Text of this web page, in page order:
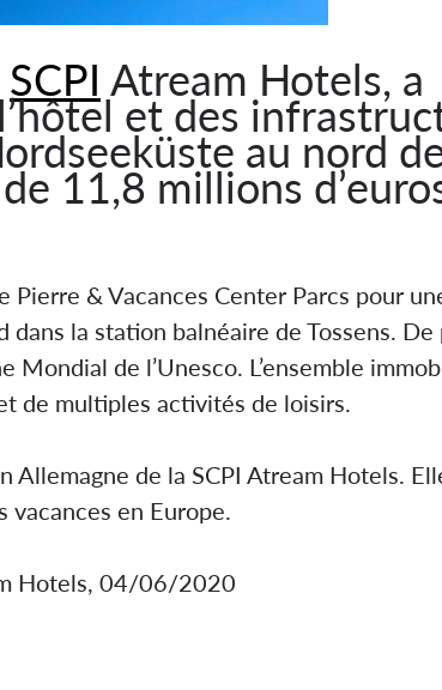
SCPI Atream Hotels, a
et des
au nord
11,8 millions
en Allemagne
Pierre & Vacances Center Parcs pour
la station balnéaire de Tossens. De
de l’Unesco. L’ensemble
de multiples activités de loisirs.
Allemagne de la SCPI Atream Hotels.
en Europe.
Hotels, 04/06/2020